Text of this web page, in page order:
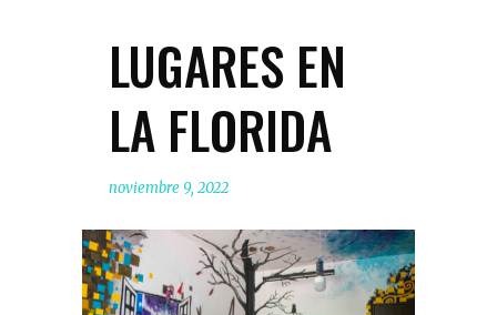
LUGARES EN
LA FLORIDA
noviembre 9, 2022